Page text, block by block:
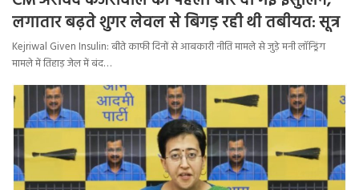
लगातार बढ़ते शुगर लेवल से बिगड़ रही थी तबीयत: सूत्र
Kejriwal Given Insulin: बीते काफी दिनों से आबकारी नीति मामले से जुड़े मनी लॉन्ड्रिंग
मामले में तिहाड़ जेल में बंद…